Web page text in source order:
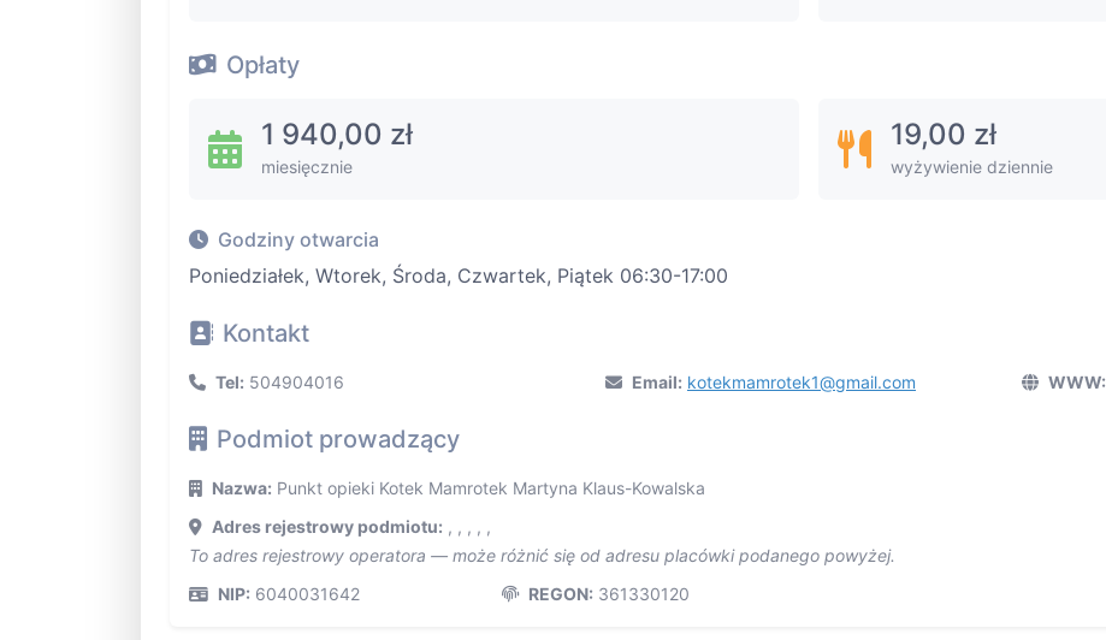
Opłaty
1 940,00 zł
miesięcznie
19,00 zł
wyżywienie dziennie
Godziny otwarcia
Poniedziałek, Wtorek, Środa, Czwartek, Piątek 06:30-17:00
Kontakt
Tel: 504904016 Email: kotekmamrotek1@gmail.com WWW:
Podmiot prowadzący
Nazwa: Punkt opieki Kotek Mamrotek Martyna Klaus-Kowalska
Adres rejestrowy podmiotu: , , , , ,
To adres rejestrowy operatora — może różnić się od adresu placówki podanego powyżej.
NIP: 6040031642 REGON: 361330120